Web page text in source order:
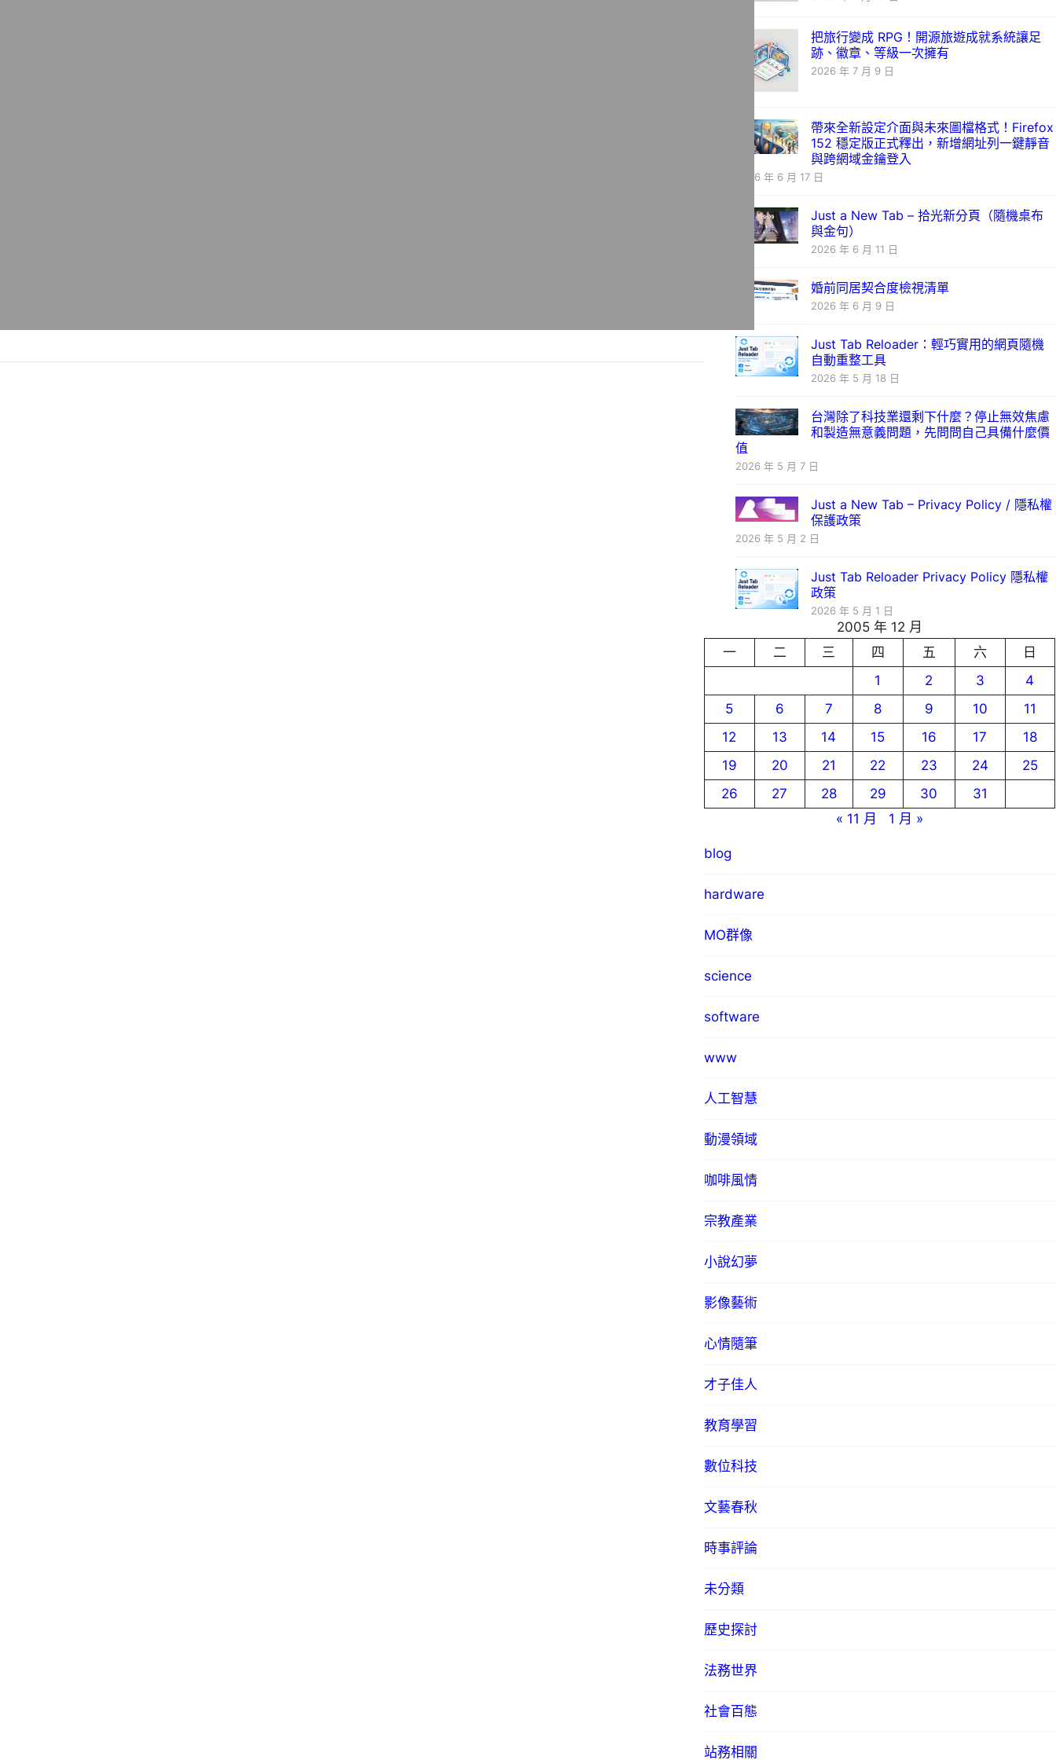
把旅行變成 RPG！開源旅遊成就系統讓足
跡、徽章、等級一次擁有
2026 年 7 月 9 日
帶來全新設定介面與未來圖檔格式！Firefox
152 穩定版正式釋出，新增網址列一鍵靜音
與跨網域金鑰登入
2026 年 6 月 17 日
Just a New Tab – 拾光新分頁（隨機桌布
與金句）
2026 年 6 月 11 日
婚前同居契合度檢視清單
2026 年 6 月 9 日
Just Tab Reloader：輕巧實用的網頁隨機
自動重整工具
2026 年 5 月 18 日
台灣除了科技業還剩下什麼？停止無效焦慮
和製造無意義問題，先問問自己具備什麼價
值
2026 年 5 月 7 日
Just a New Tab – Privacy Policy / 隱私權
保護政策
2026 年 5 月 2 日
Just Tab Reloader Privacy Policy 隱私權
政策
2026 年 5 月 1 日
2005 年 12 月
一
二 三 四 五 六
日
1
2 3
4
5
6 7 8 9 10
11
12
13 14 15 16 17
18
19
20 21 22 23 24
25
26
27 28 29 30
31
« 11 月
1 月 »
blog
hardware
MO群像
science
software
www
人工智慧
動漫領域
咖啡風情
宗教產業
小說幻夢
影像藝術
心情隨筆
才子佳人
教育學習
數位科技
文藝春秋
時事評論
未分類
歷史探討
法務世界
社會百態
站務相關